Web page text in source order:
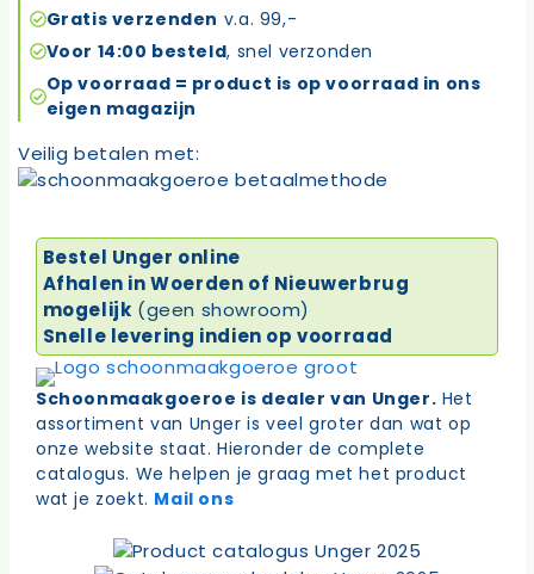
delige
telescoopsteel
aantal
Gratis verzenden v.a. 99,-
Voor 14:00 besteld, snel verzonden
Op voorraad = product is op voorraad in ons
eigen magazijn
Veilig betalen met:
Bestel Unger online
Afhalen in Woerden of Nieuwerbrug
mogelijk (geen showroom)
Snelle levering indien op voorraad
Schoonmaakgoeroe is dealer van Unger. Het
assortiment van Unger is veel groter dan wat op
onze website staat. Hieronder de complete
catalogus. We helpen je graag met het product
wat je zoekt. Mail ons